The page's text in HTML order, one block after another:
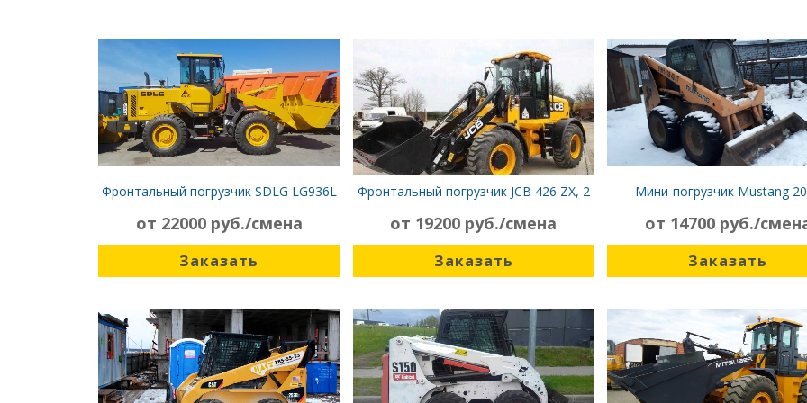
Фронтальный погрузчик SDLG LG936L
от 22000 руб./смена
Заказать
Фронтальный погрузчик JCB 426 ZX, 2
от 19200 руб./смена
Заказать
Мини-погрузчик Mustang
от 14700 руб./
Заказать